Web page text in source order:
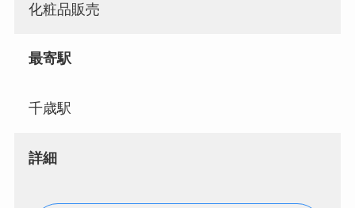
化粧品販売
最寄駅
千歳駅
詳細